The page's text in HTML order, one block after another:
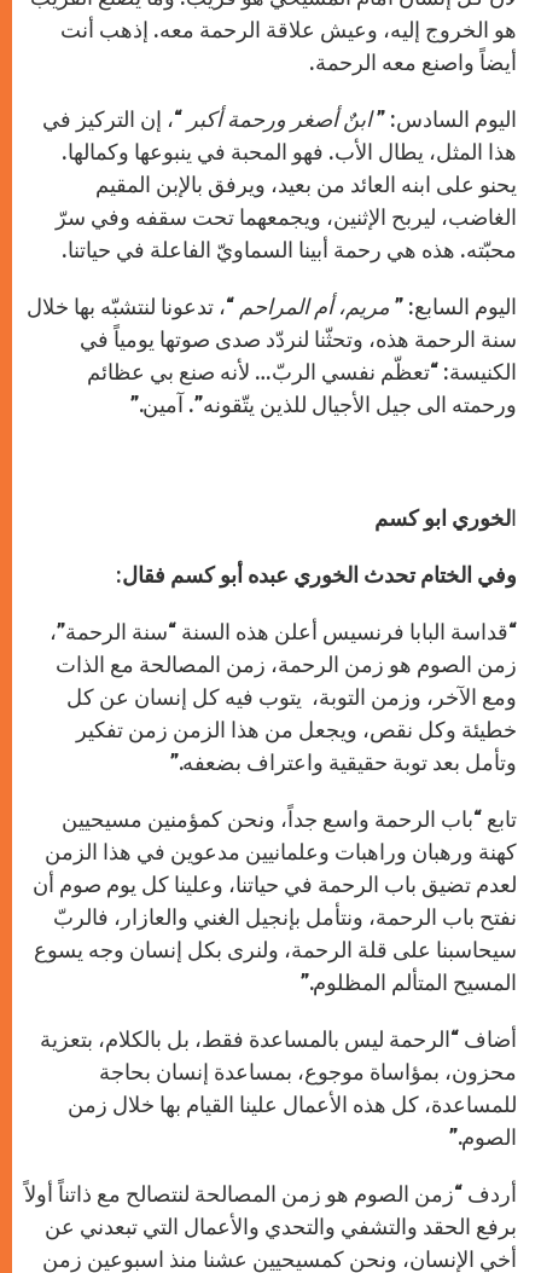
هو الخروج إليه، وعيش علاقة الرحمة معه. إذهب أنت
أيضاً واصنع معه الرحمة.
اليوم السادس: ”ابنٌ أصغر ورحمة أكبر “، إن التركيز في
هذا المثل، يطال الأب. فهو المحبة في ينبوعها وكمالها.
يحنو على ابنه العائد من بعيد، ويرفق بالإبن المقيم
الغاضب، ليربح الإثنين، ويجمعهما تحت سقفه وفي سرّ
محبّته. هذه هي رحمة أبينا السماويّ الفاعلة في حياتنا.
اليوم السابع: ” مريم، أم المراحم “، تدعونا لنتشبّه بها خلال
سنة الرحمة هذه، وتحثّنا لنردّد صدى صوتها يومياً في
الكنيسة: “تعظّم نفسي الربّ… لأنه صنع بي عظائم
ورحمته الى جيل الأجيال للذين يتّقونه”. آمين.”
الخوري ابو كسم
وفي الختام تحدث الخوري عبده أبو كسم فقال:
“قداسة البابا فرنسيس أعلن هذه السنة “سنة الرحمة”،
زمن الصوم هو زمن الرحمة، زمن المصالحة مع الذات
ومع الآخر، وزمن التوبة، يتوب فيه كل إنسان عن كل
خطيئة وكل نقص، ويجعل من هذا الزمن زمن تفكير
وتأمل بعد توبة حقيقية واعتراف بضعفه.”
تابع “باب الرحمة واسع جداً، ونحن كمؤمنين مسيحيين
كهنة ورهبان وراهبات وعلمانيين مدعوين في هذا الزمن
لعدم تضيق باب الرحمة في حياتنا، وعلينا كل يوم صوم أن
نفتح باب الرحمة، ونتأمل بإنجيل الغني والعازار، فالربّ
سيحاسبنا على قلة الرحمة، ولنرى بكل إنسان وجه يسوع
المسيح المتألم المظلوم.”
أضاف “الرحمة ليس بالمساعدة فقط، بل بالكلام، بتعزية
محزون، بمؤاساة موجوع، بمساعدة إنسان بحاجة
للمساعدة، كل هذه الأعمال علينا القيام بها خلال زمن
الصوم.”
أردف “زمن الصوم هو زمن المصالحة لنتصالح مع ذاتناً أولاً
برفع الحقد والتشفي والتحدي والأعمال التي تبعدني عن
أخي الإنسان، ونحن كمسيحيين عشنا منذ اسبوعين زمن